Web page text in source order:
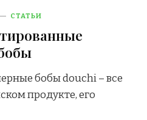
СТАТЬИ
бобы douchi – все
продукте, его